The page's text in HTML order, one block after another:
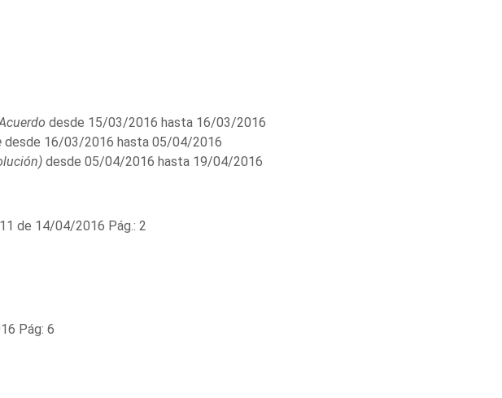
desde 15/03/2016 hasta 16/03/2016
desde 16/03/2016 hasta 05/04/2016
desde 05/04/2016 hasta 19/04/2016
de 14/04/2016 Pág.: 2
Pág: 6